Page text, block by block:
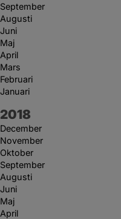
September
Augusti
Juni
Maj
April
Mars
Februari
Januari
År:
2018
December
November
Oktober
September
Augusti
Juni
Maj
April